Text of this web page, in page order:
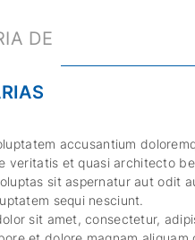
accusantium
veritatis et quasi architecto
sit aspernatur aut odit
sequi nesciunt.
sit amet, consectetur,